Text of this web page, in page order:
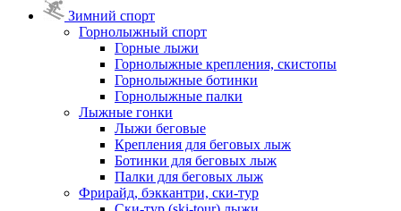
Зимний спорт
Горнолыжный спорт
Горные лыжи
Горнолыжные крепления, скистопы
Горнолыжные ботинки
Горнолыжные палки
Лыжные гонки
Лыжи беговые
Крепления для беговых лыж
Ботинки для беговых лыж
Палки для беговых лыж
Фрирайд, бэккантри, ски-тур